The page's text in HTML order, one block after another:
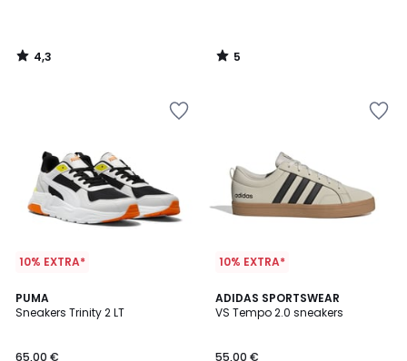
4,3
/
5
/
10% EXTRA*
PUMA
Sneakers Trinity 2 LT
65,00 €
10% EXTRA*
ADIDAS SPORTSWEAR
VS Tempo 2.0 sneakers
55,00 €
4,7
/ 5